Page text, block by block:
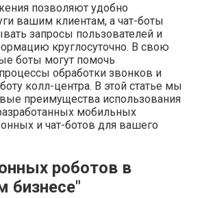
позволяют удобно
вашим клиентам, а чат-боты
запросы пользователей и
круглосуточно. В свою
боты могут помочь
обработки звонков и
колл-центра. В этой статье мы
преимущества использования
мобильных
и чат-ботов для вашего
роботов в
бизнесе"